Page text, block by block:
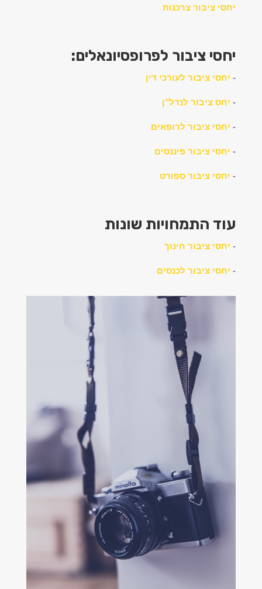
יחסי ציבור צרכנות
יחסי ציבור לפרופסיונאלים:
- יחסי ציבור לעורכי דין
- יחס ציבור לנדל"ן
- יחסי ציבור לרופאים
- יחסי ציבור פיננסים
- יחסי ציבור ספורט
עוד התמחויות שונות
- יחסי ציבור חינוך
- יחסי ציבור לכנסים